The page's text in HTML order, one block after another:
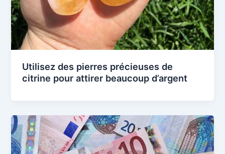
Utilisez des pierres précieuses de
citrine pour attirer beaucoup d’argent